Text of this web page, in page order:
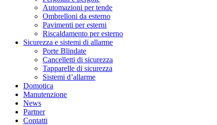
Automazioni per tende
Ombrelloni da esterno
Pavimenti per esterni
Riscaldamento per esterno
Sicurezza e sistemi di allarme
Porte Blindate
Cancelletti di sicurezza
Tapparelle di sicurezza
Sistemi d’allarme
Domotica
Manutenzione
News
Partner
Contatti